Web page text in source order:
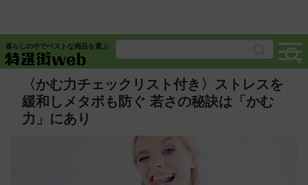
暮らしの中でベストな商品を選ぶ
〈かむ力チェックリスト付き〉ストレスを
緩和しメタボも防ぐ 若さの秘訣は「かむ
力」にあり